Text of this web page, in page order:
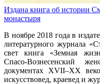
Издана книга об истории
монастыря
В ноябре 2018 года в
литературного журнала
свет книга «Земная
Спасо-Вознесенский
документах XVII–XX
искусствовед, краевед и